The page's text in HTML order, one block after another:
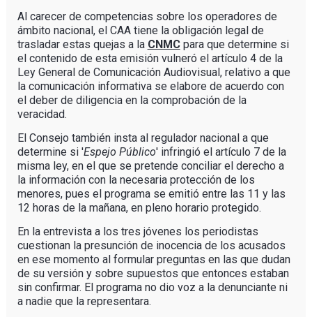
Al carecer de competencias sobre los operadores de
ámbito nacional, el CAA tiene la obligación legal de
trasladar estas quejas a la CNMCpara que determine si
el contenido de esta emisión vulneró el artículo 4 de la
Ley General de Comunicación Audiovisual, relativo a que
la comunicación informativa se elabore de acuerdo con
el deber de diligencia en la comprobación de la
veracidad.
El Consejo también insta al regulador nacional a que
determine si 'Espejo Público' infringió el artículo 7 de la
misma ley, en el que se pretende conciliar el derecho a
la información con la necesaria protección de los
menores, pues el programa se emitió entre las 11 y las
12 horas de la mañana, en pleno horario protegido.
En la entrevista a los tres jóvenes los periodistas
cuestionan la presunción de inocencia de los acusados
en ese momento al formular preguntas en las que dudan
de su versión y sobre supuestos que entonces estaban
sin confirmar. El programa no dio voz a la denunciante ni
a nadie que la representara.